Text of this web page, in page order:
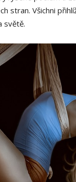
stran. Všichni
světě.